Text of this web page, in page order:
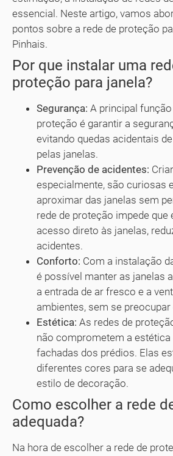
essencial. Neste artigo, vamos
pontos sobre a rede de proteção
Pinhais.
Por que instalar uma
proteção para janela?
Segurança: A principal
proteção é garantir a
evitando quedas acidentais
pelas janelas.
Prevenção de acidentes:
especialmente, são curiosas
aproximar das janelas sem
rede de proteção impede que
acesso direto às janelas,
acidentes.
Conforto: Com a instalação
é possível manter as janelas
a entrada de ar fresco e a
ambientes, sem se
Estética: As redes de
não comprometem a estética
fachadas dos prédios. Elas
diferentes cores para se
estilo de decoração.
Como escolher a rede
adequada?
Na hora de escolher a rede de